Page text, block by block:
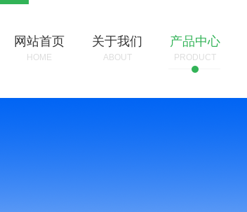
网站首页
HOME
关于我们
ABOUT
产品中心
PRODUCT